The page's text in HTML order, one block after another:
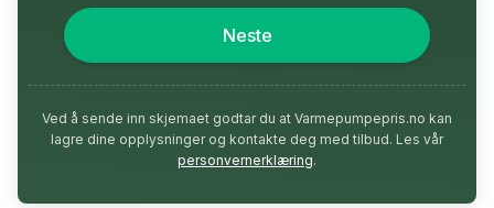
Neste
Ved å sende inn skjemaet godtar du at Varmepumpepris.no kan
lagre dine opplysninger og kontakte deg med tilbud. Les vår
personvernerklæring.